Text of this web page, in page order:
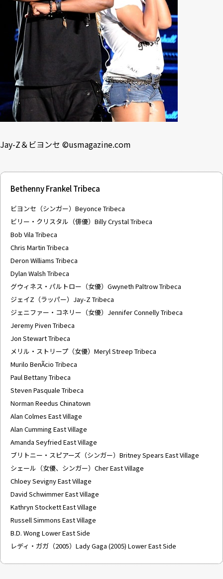
Jay-Z＆ビヨンセ ©usmagazine.com
Bethenny Frankel Tribeca
ビヨンセ（シンガー）Beyonce Tribeca
ビリー・クリスタル（俳優）Billy Crystal Tribeca
Bob Vila Tribeca
Chris Martin Tribeca
Deron Williams Tribeca
Dylan Walsh Tribeca
グウィネス・パルトロー（女優）Gwyneth Paltrow Tribeca
ジェイZ（ラッパー）Jay-Z Tribeca
ジェニファー・コネリー（女優）Jennifer Connelly Tribeca
Jeremy Piven Tribeca
Jon Stewart Tribeca
メリル・ストリープ（女優）Meryl Streep Tribeca
Murilo BenÃ­cio Tribeca
Paul Bettany Tribeca
Steven Pasquale Tribeca
Norman Reedus Chinatown
Alan Colmes East Village
Alan Cumming East Village
Amanda Seyfried East Village
ブリトニー・スピアーズ（シンガー）Britney Spears East Village
シェール（女優、シンガー）Cher East Village
Chloey Sevigny East Village
David Schwimmer East Village
Kathryn Stockett East Village
Russell Simmons East Village
B.D. Wong Lower East Side
レディ・ガガ（2005）Lady Gaga (2005) Lower East Side